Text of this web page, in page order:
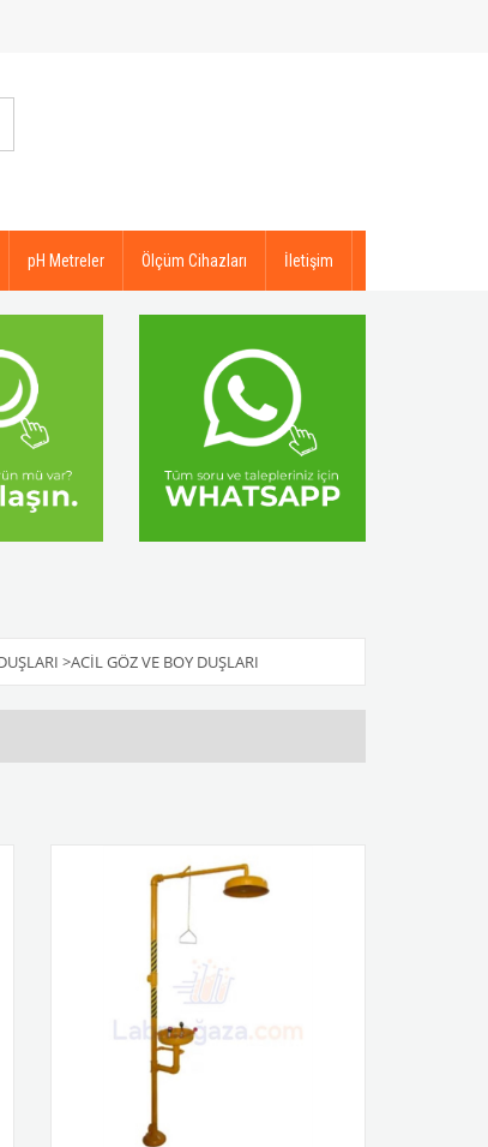
pH Metreler Ölçüm Cihazları İletişim
>ACIL GÖZ VE BOY DUŞLARI